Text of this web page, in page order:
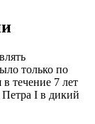
только по
течение 7 лет
Петра I в дикий